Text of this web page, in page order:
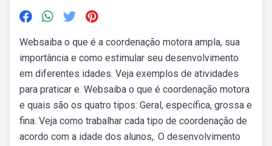
Websaiba o que é a coordenação motora ampla, sua
importância e como estimular seu desenvolvimento
em diferentes idades. Veja exemplos de atividades
para praticar e. Websaiba o que é coordenação motora
e quais são os quatro tipos: Geral, específica, grossa e
fina. Veja como trabalhar cada tipo de coordenação de
acordo com a idade dos alunos,. O desenvolvimento